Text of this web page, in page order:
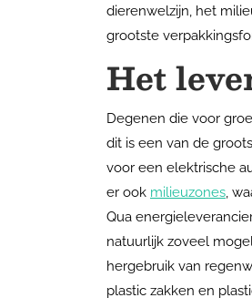
dierenwelzijn, het
grootste
Het
Degenen die voor
dit is een van de
voor een elektrische
er ook milieuzones ,
Qua
natuurlijk zoveel
hergebruik van
plastic zakken en